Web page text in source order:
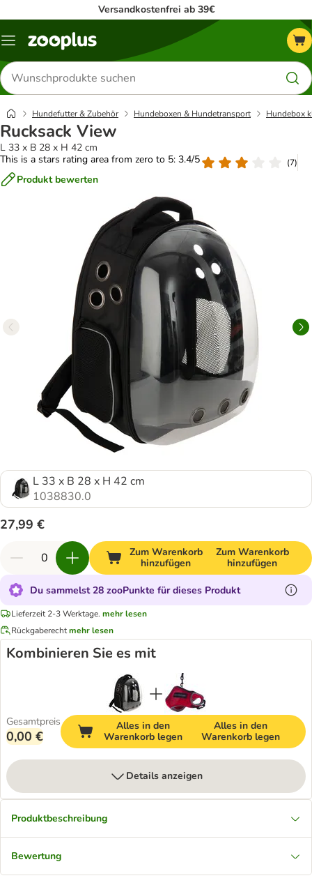
Versandkostenfrei ab 39€
Menü
Produkte
suchen
Hundefutter & Zubehör Hundeboxen & Hundetransport Hundebox
Rucksack View
L 33 x B 28 x H 42 cm
This is a stars rating area from zero to 5: 3.4/5
(7)
Produkt bewerten
L 33 x B 28 x H 42 cm
1038830.0
27,99 €
Zum Warenkorb
hinzufügen
Zum Warenkorb
hinzufügen
Du sammelst 28 zooPunkte für dieses Produkt
Lieferzeit 2-3 Werktage. mehr lesen
Rückgaberechtmehr lesen
Kombinieren Sie es mit
Gesamtpreis
0,00 €
Alles in den
Warenkorb legen
Alles in den
Warenkorb legen
Details anzeigen
Produktbeschreibung
Bewertung